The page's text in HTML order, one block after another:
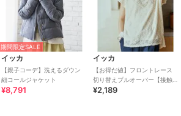
期間限定SALE
イッカ
【親子コーデ】洗えるダウン
細コールジャケット
¥8,791
イッカ
【お得だ値】フロントレース
切り替えプルオーバー【接触
冷感／親子コーデ】
¥2,189